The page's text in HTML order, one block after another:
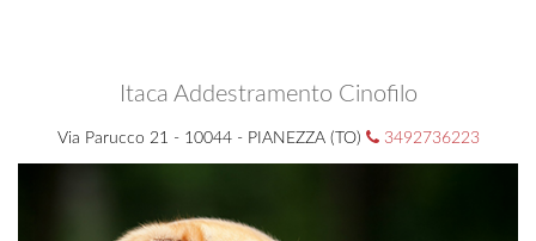
Itaca Addestramento Cinofilo
Via Parucco 21 - 10044 - PIANEZZA (TO) 3492736223